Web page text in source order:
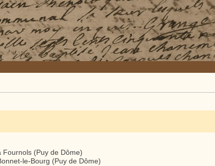
Fournols (Puy de Dôme)
le-Bourg (Puy de Dôme)